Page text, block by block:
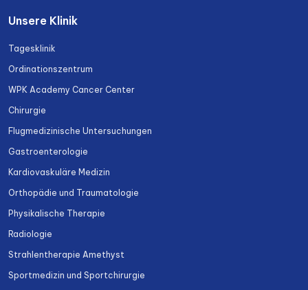
Unsere Klinik
Tagesklinik
Ordinationszentrum
WPK Academy Cancer Center
Chirurgie
Flugmedizinische Untersuchungen
Gastroenterologie
Kardiovaskuläre Medizin
Orthopädie und Traumatologie
Physikalische Therapie
Radiologie
Strahlentherapie Amethyst
Sportmedizin und Sportchirurgie